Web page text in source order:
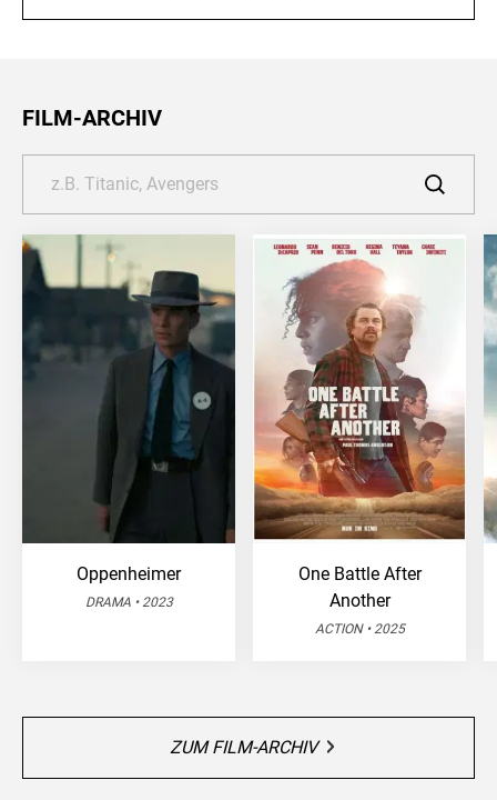
FILM-ARCHIV
Oppenheimer
DRAMA • 2023
One Battle After
Another
ACTION • 2025
ZUM FILM-ARCHIV